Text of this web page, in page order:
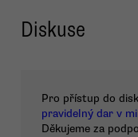
Diskuse
Pro přístup do
pravidelný dar v
Děkujeme za